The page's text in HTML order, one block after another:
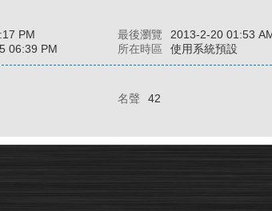
PM 最後瀏覽
2013-2-20 01:53
06:39 PM 所在時區 使用系統預設
名聲
42